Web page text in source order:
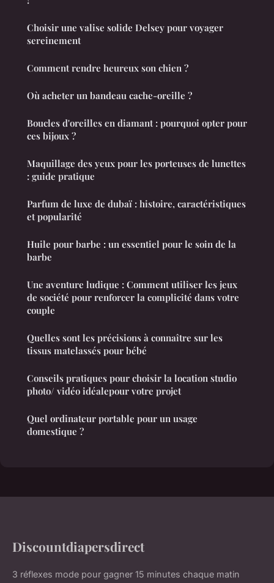
Choisir une valise solide Delsey pour voyager
sereinement
Comment rendre heureux son chien ?
Où acheter un bandeau cache-oreille ?
Boucles d'oreilles en diamant : pourquoi opter pour
ces bijoux ?
Maquillage des yeux pour les porteuses de lunettes
: guide pratique
Parfum de luxe de dubaï : histoire, caractéristiques
et popularité
Huile pour barbe : un essentiel pour le soin de la
barbe
Une aventure ludique : Comment utiliser les jeux
de société pour renforcer la complicité dans votre
couple
Quelles sont les précisions à connaître sur les
tissus matelassés pour bébé
Conseils pratiques pour choisir la location studio
photo/ vidéo idéalepour votre projet
Quel ordinateur portable pour un usage
domestique ?
Discountdiapersdirect
3 réflexes mode pour gagner 15 minutes chaque matin